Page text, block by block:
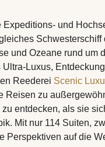
und
Schwesterschiff
und Ozeane rund um
Luxus,
Reederei Scenic
Reisen zu
entdecken, als sie
Mit nur 114 Suiten,
Perspektiven auf die